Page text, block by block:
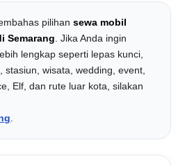
pilihansewa mobil
Semarang . Jika Anda ingin
lengkap seperti lepas kunci,
stasiun, wisata, wedding, event,
Elf, dan rute luar kota, silakan